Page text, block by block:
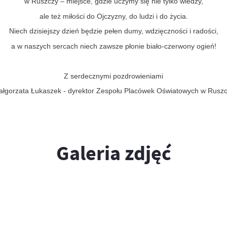
ale też miłości do Ojczyzny, do ludzi i do życia.
Niech dzisiejszy dzień będzie pełen dumy, wdzięczności i radości,
a w naszych sercach niech zawsze płonie biało-czerwony ogień!
Z serdecznymi pozdrowieniami
Łukaszek - dyrektor Zespołu Placówek Oświatowych w
Galeria zdjęć